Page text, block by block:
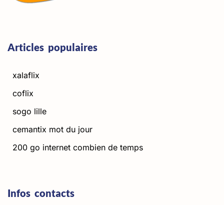
Articles populaires
xalaflix
coflix
sogo lille
cemantix mot du jour
200 go internet combien de temps
Infos contacts